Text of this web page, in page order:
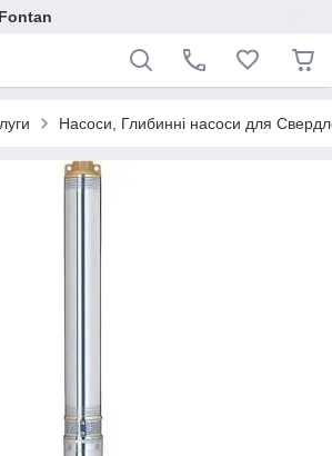
Насоси, Глибинні насоси для